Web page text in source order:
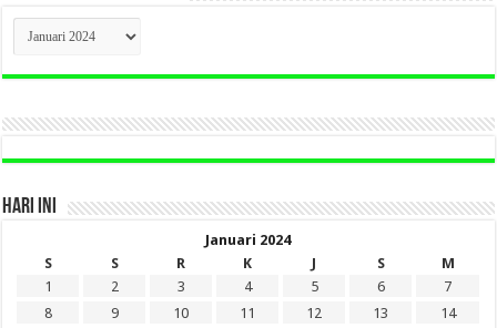
CLICK
BERITA
LAMA
DI
HARI INI
Januari 2024
S
S R K J S
M
1
2 3 4 5 6
7
8
9 10 11 12 13
14